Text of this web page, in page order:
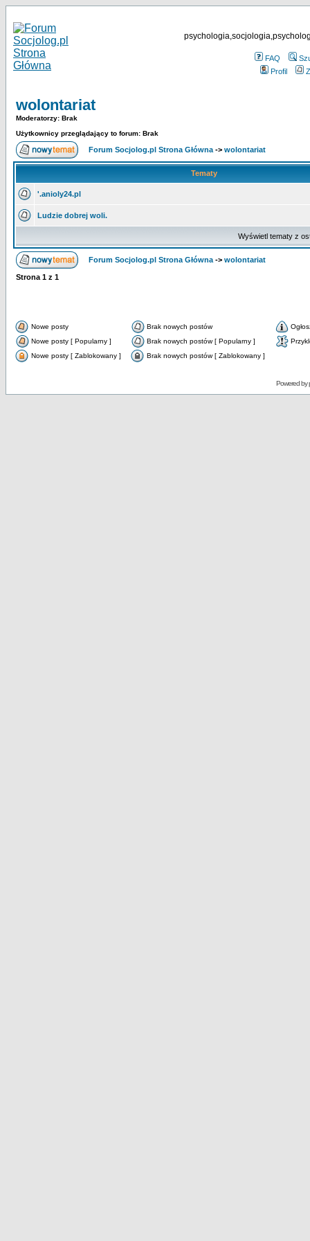
FAQ
Profil
wolontariat
Moderatorzy: Brak
Użytkownicy przeglądający to forum: Brak
Forum Socjolog.pl Strona Główna -> wolontariat
Tematy
'.anioly24.pl
Ludzie dobrej woli.
Wyświetl tematy z
Forum Socjolog.pl Strona Główna -> wolontariat
Strona 1 z 1
Nowe posty Brak nowych postów
Nowe posty [ Popularny ]
Brak nowych postów [ Popularny ]
Nowe posty [ Zablokowany ]
Brak nowych postów [ Zablokowany ]
Powered by